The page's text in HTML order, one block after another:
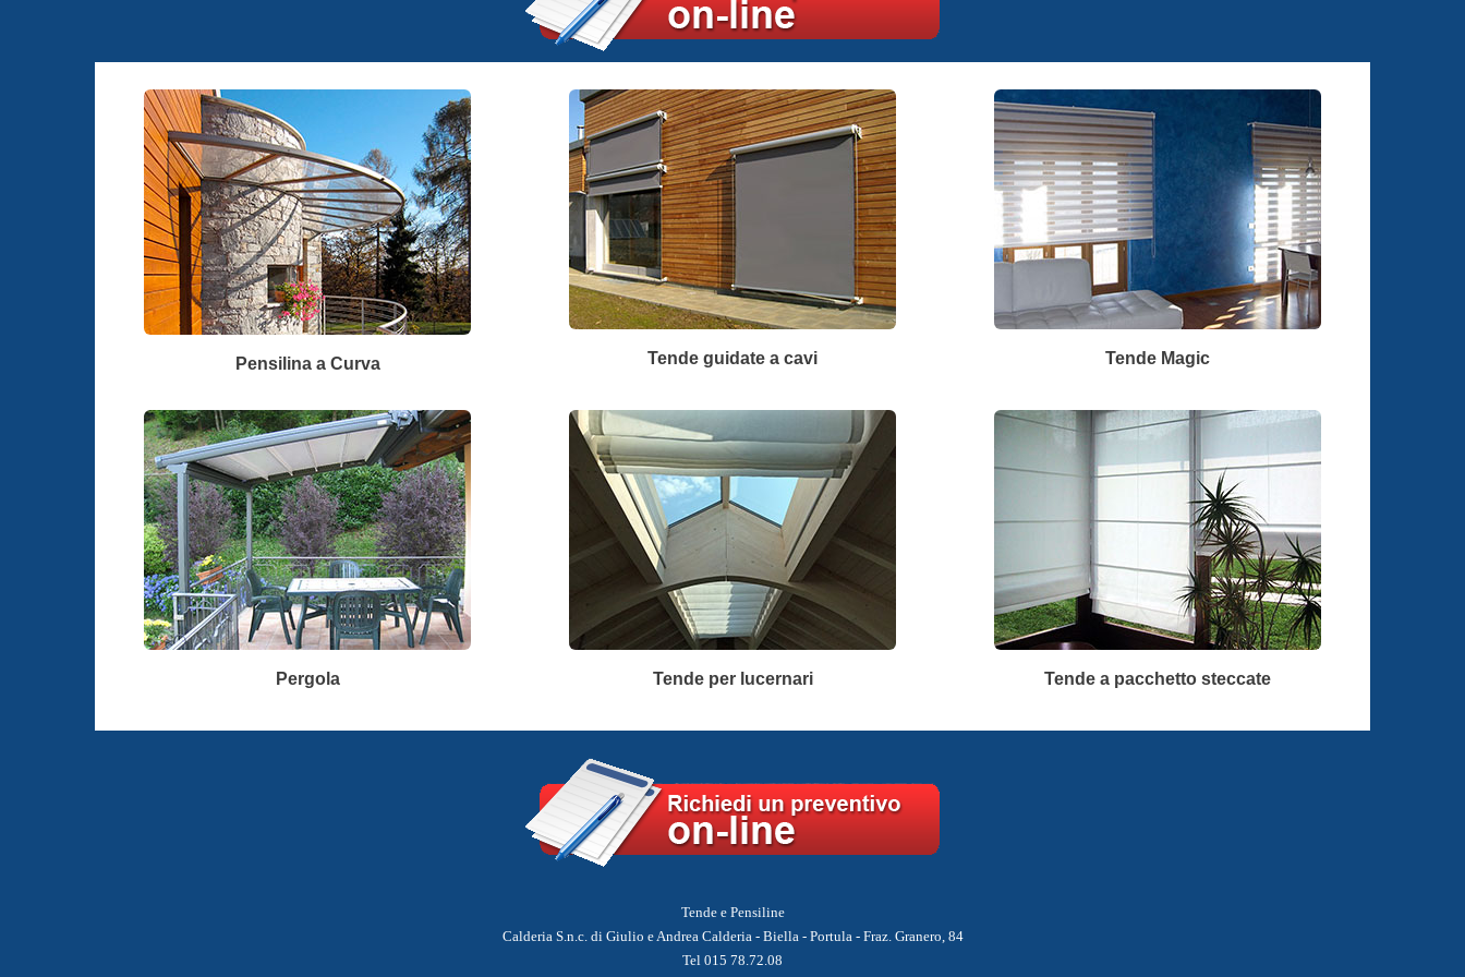
Pensilina a Curva Tende guidate a cavi Tende Magic
Pergola Tende per lucernari Tende a pacchetto steccate
Tende e Pensiline
Calderia S.n.c. di Giulio e Andrea Calderia - Biella - Portula - Fraz. Granero, 84
Tel 015 78.72.08